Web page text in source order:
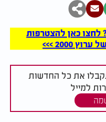
לחצו כאן להצטרפות
2000 >>>
את כל החדשות
למייל